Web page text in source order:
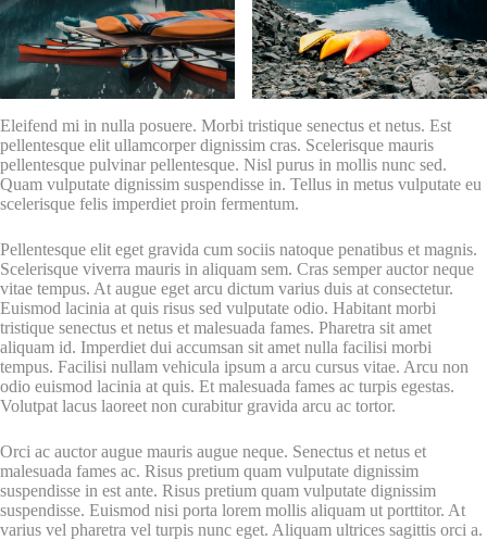
Eleifend mi in nulla posuere. Morbi tristique senectus et netus. Est
pellentesque elit ullamcorper dignissim cras. Scelerisque mauris
pellentesque pulvinar pellentesque. Nisl purus in mollis nunc sed.
Quam vulputate dignissim suspendisse in. Tellus in metus vulputate eu
scelerisque felis imperdiet proin fermentum.
Pellentesque elit eget gravida cum sociis natoque penatibus et magnis.
Scelerisque viverra mauris in aliquam sem. Cras semper auctor neque
vitae tempus. At augue eget arcu dictum varius duis at consectetur.
Euismod lacinia at quis risus sed vulputate odio. Habitant morbi
tristique senectus et netus et malesuada fames. Pharetra sit amet
aliquam id. Imperdiet dui accumsan sit amet nulla facilisi morbi
tempus. Facilisi nullam vehicula ipsum a arcu cursus vitae. Arcu non
odio euismod lacinia at quis. Et malesuada fames ac turpis egestas.
Volutpat lacus laoreet non curabitur gravida arcu ac tortor.
Orci ac auctor augue mauris augue neque. Senectus et netus et
malesuada fames ac. Risus pretium quam vulputate dignissim
suspendisse in est ante. Risus pretium quam vulputate dignissim
suspendisse. Euismod nisi porta lorem mollis aliquam ut porttitor. At
varius vel pharetra vel turpis nunc eget. Aliquam ultrices sagittis orci a.